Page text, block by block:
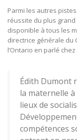
Parmi les autres
réussite du plus
disponible à tous les
directrice générale du
l’Ontario en parlé chez
Édith Dumont
la maternelle à
lieux de
compétences